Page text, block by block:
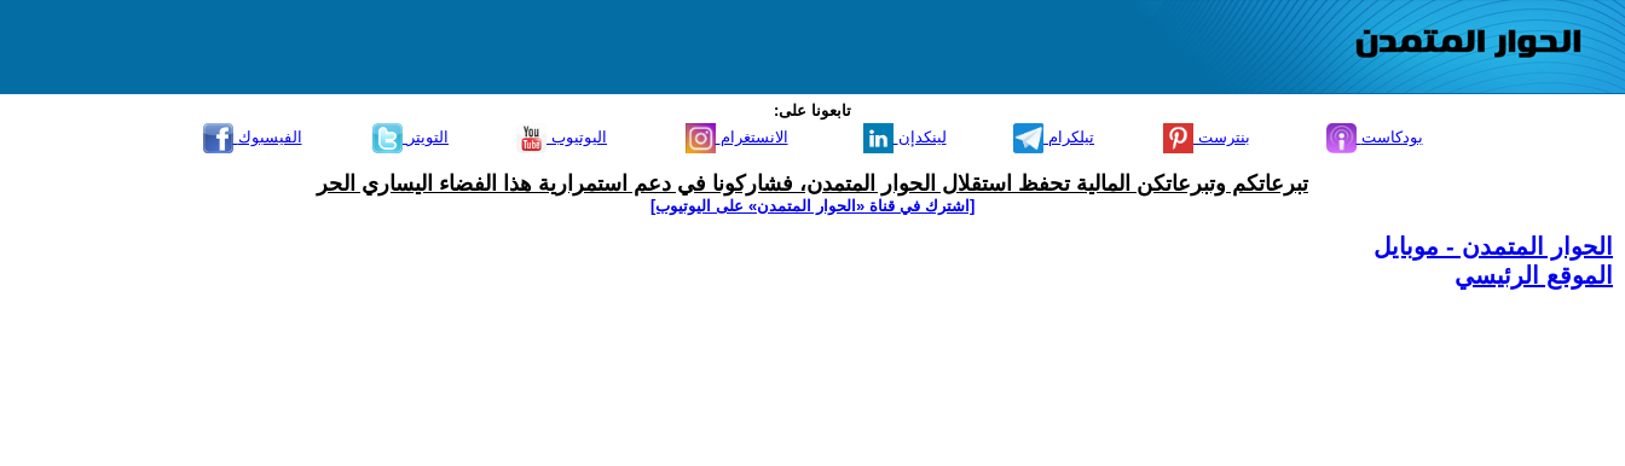
تابعونا على:
الفيسبوك
التويتر اليوتيوب الانستغرام لينكدإن تيلكرام بنترست بودكاست
تبرعاتكم وتبرعاتكن المالية تحفظ استقلال الحوار المتمدن، فشاركونا في دعم استمرارية هذا الفضاء اليساري الحر
[اشترك في قناة ‫«الحوار المتمدن» على اليوتيوب]
الحوار المتمدن - موبايل
الموقع الرئيسي